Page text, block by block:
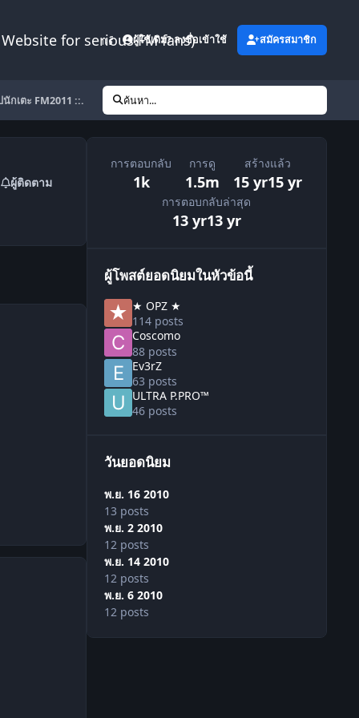
for serious FM fans)
เพิ่มเติม ผู้ใช้เดิม? ลงชื่อเข้าใช้ สมัครสมาชิก
กเตะ FM2011 ::. ค้นหา...
ผู้ติดตาม
การตอบกลับ
1k
การดู
1.5m
สร้างแล้ว
15 yr15 yr
การตอบกลับล่าสุด
13 yr13 yr
ผู้โพสต์ยอดนิยมในหัวข้อนี้
★ OPZ ★
114 posts
Coscomo
88 posts
Ev3rZ
63 posts
ULTRA P.PRO™
46 posts
วันยอดนิยม
พ.ย. 16 2010
13 posts
พ.ย. 2 2010
12 posts
พ.ย. 14 2010
12 posts
พ.ย. 6 2010
12 posts